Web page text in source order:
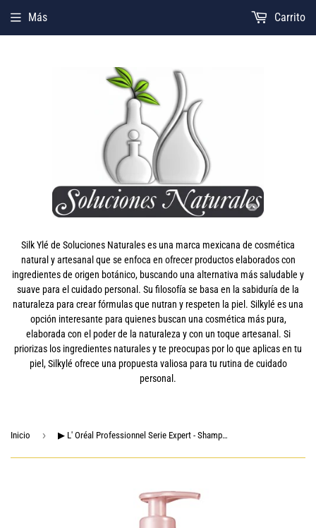
Silk Ylé de Soluciones Naturales es una marca mexicana de cosmética
natural y artesanal que se enfoca en ofrecer productos elaborados con
ingredientes de origen botánico, buscando una alternativa más saludable y
suave para el cuidado personal. Su filosofía se basa en la sabiduría de la
naturaleza para crear fórmulas que nutran y respeten la piel. Silkylé es una
opción interesante para quienes buscan una cosmética más pura,
elaborada con el poder de la naturaleza y con un toque artesanal. Si
priorizas los ingredientes naturales y te preocupas por lo que aplicas en tu
piel, Silkylé ofrece una propuesta valiosa para tu rutina de cuidado
personal.
Más Carrito
Inicio › ▶ L' Oréal Professionnel Serie Expert - Shampoo Para Cabello Teñido o Cuidado del Color Vitamino Color 500Ml